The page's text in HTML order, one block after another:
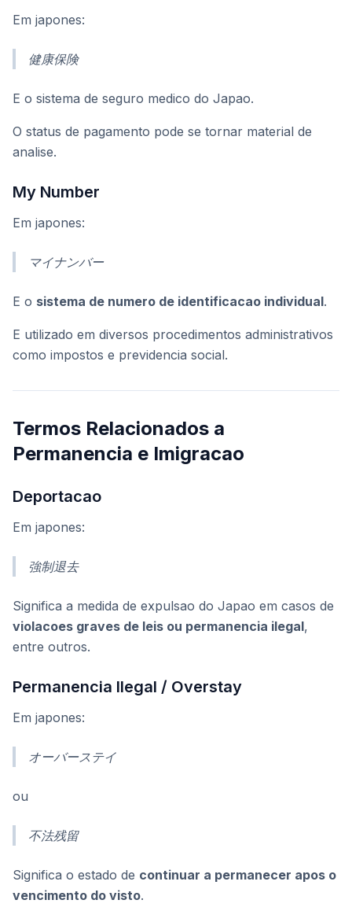
Em japones:
健康保険
E o sistema de seguro medico do Japao.
O status de pagamento pode se tornar material de
analise.
My Number
Em japones:
マイナンバー
E o sistema de numero de identificacao individual.
E utilizado em diversos procedimentos administrativos
como impostos e previdencia social.
Termos Relacionados a
Permanencia e Imigracao
Deportacao
Em japones:
強制退去
Significa a medida de expulsao do Japao em casos de
violacoes graves de leis ou permanencia ilegal,
entre outros.
Permanencia Ilegal / Overstay
Em japones:
オーバーステイ
ou
不法残留
Significa o estado de continuar a permanecer apos o
vencimento do visto.